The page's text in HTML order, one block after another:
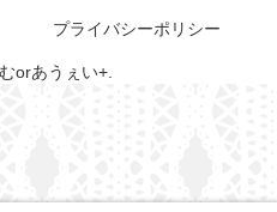
プライバシーポリシー
orあうぇい+.